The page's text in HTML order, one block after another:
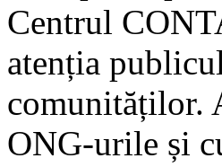
Centrul
atenția
comunităților.
ONG-urile și